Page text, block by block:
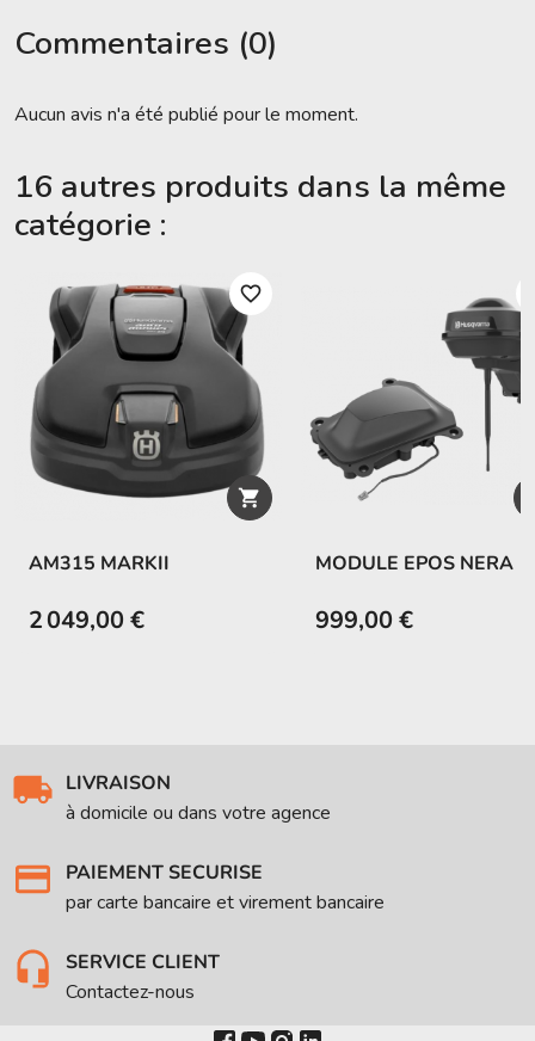
Commentaires (0)
Aucun avis n'a été publié pour le moment.
16 autres produits dans la même
catégorie :

favorite_border
AM315 MARKII
2 049,00 €
MODULE EPOS NERA
999,00 €
LIVRAISON
à domicile ou dans votre agence
PAIEMENT SECURISE
par carte bancaire et virement bancaire
SERVICE CLIENT
Contactez-nous